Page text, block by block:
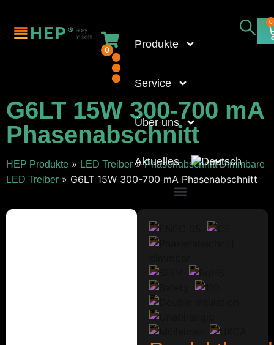
0 Produkte
Service
Über uns
Aktuelles
0
G6LT 15W 300-700 mA
Phasenabschnitt
HEP Produkte » LED Treiber»Phasenabschnitt Dimmbare
LED Treiber » G6LT 15W 300-700 mA Phasenabschnitt